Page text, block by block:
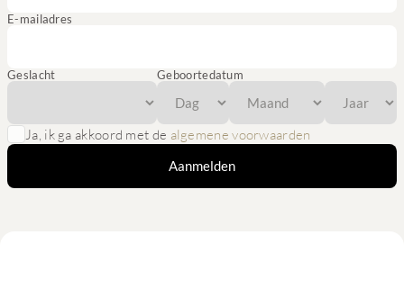
E-mailadres
Geslacht Geboortedatum
Ja, ik ga akkoord met de algemene voorwaarden
Aanmelden